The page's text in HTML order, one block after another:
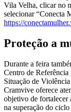
Vila Velha, clicar no
selecionar “Conecta
https://
Proteção a
Durante a feira
Centro de
Situação de
Cramvive oferece
objetivo de fortalecer
na superação do